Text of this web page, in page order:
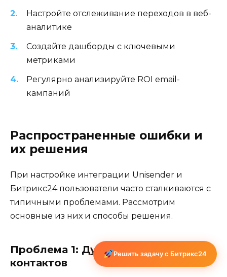
Настройте отслеживание переходов в веб-
аналитике
Создайте дашборды с ключевыми
метриками
Регулярно анализируйте ROI email-
кампаний
Распространенные ошибки и
их решения
При настройке интеграции Unisender и
Битрикс24 пользователи часто сталкиваются с
типичными проблемами. Рассмотрим
основные из них и способы решения.
Проблема 1: Дублирование
контактов
Решить задачу с Битрикс24